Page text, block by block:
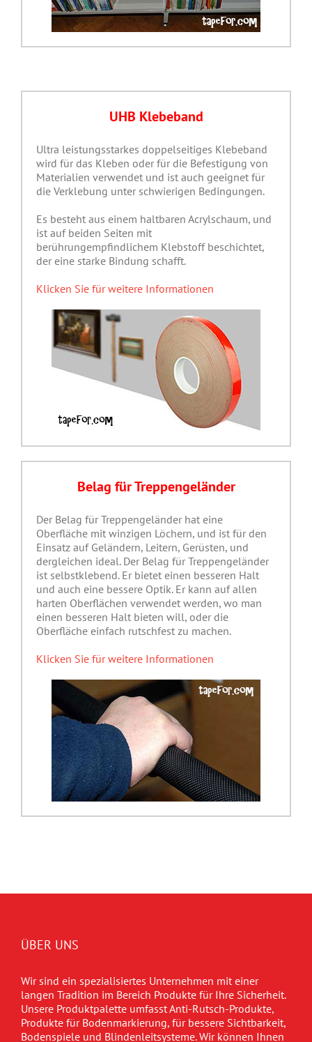
UHB Klebeband
Ultra leistungsstarkes doppelseitiges Klebeband
wird für das Kleben oder für die Befestigung von
Materialien verwendet und ist auch geeignet für
die Verklebung unter schwierigen Bedingungen.
Es besteht aus einem haltbaren Acrylschaum, und
ist auf beiden Seiten mit
berührungempfindlichem Klebstoff beschichtet,
der eine starke Bindung schafft.
Klicken Sie für weitere Informationen
Belag für Treppengeländer
Der Belag für Treppengeländer hat eine
Oberfläche mit winzigen Löchern, und ist für den
Einsatz auf Geländern, Leitern, Gerüsten, und
dergleichen ideal. Der Belag für Treppengeländer
ist selbstklebend. Er bietet einen besseren Halt
und auch eine bessere Optik. Er kann auf allen
harten Oberflächen verwendet werden, wo man
einen besseren Halt bieten will, oder die
Oberfläche einfach rutschfest zu machen.
Klicken Sie für weitere Informationen
ÜBER UNS
Wir sind ein spezialisiertes Unternehmen mit einer
langen Tradition im Bereich Produkte für Ihre Sicherheit.
Unsere Produktpalette umfasst Anti-Rutsch-Produkte,
Produkte für Bodenmarkierung, für bessere Sichtbarkeit,
Bodenspiele und Blindenleitsysteme. Wir können Ihnen